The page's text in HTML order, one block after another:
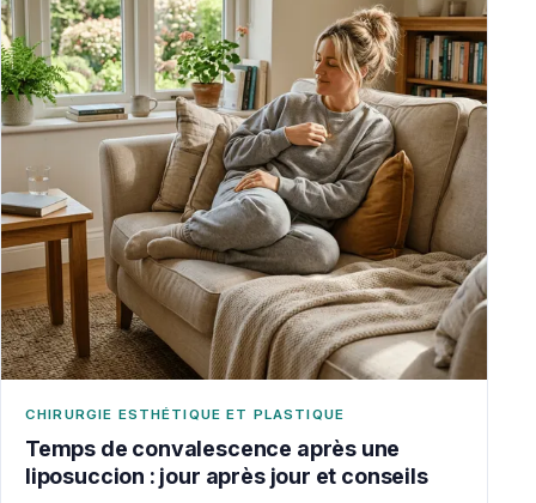
CHIRURGIE ESTHÉTIQUE ET PLASTIQUE
Temps de convalescence après une
liposuccion : jour après jour et conseils